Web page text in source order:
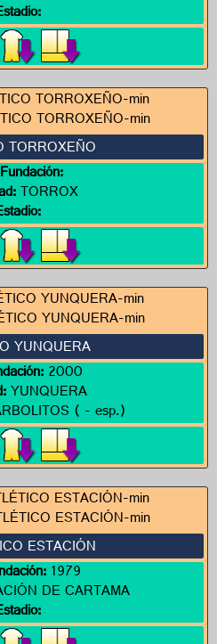
TORROXEÑO
TORROX
YUNQUERA
2000
YUNQUERA
( - esp.)
ESTACIÓN
1979
DE CARTAMA